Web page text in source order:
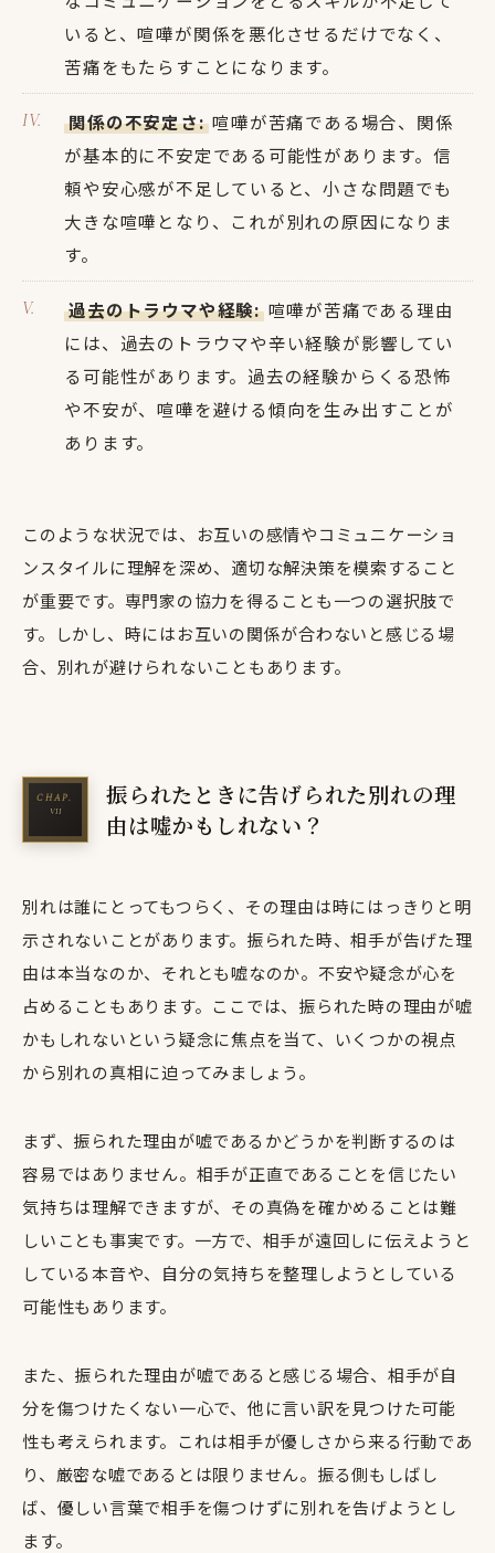
いると、喧嘩が関係を悪化させるだけでなく、
苦痛をもたらすことになります。
関係の不安定さ:喧嘩が苦痛である場合、関係
が基本的に不安定である可能性があります。信
頼や安心感が不足していると、小さな問題でも
大きな喧嘩となり、これが別れの原因になりま
す。
過去のトラウマや経験:喧嘩が苦痛である理由
には、過去のトラウマや辛い経験が影響してい
る可能性があります。過去の経験からくる恐怖
や不安が、喧嘩を避ける傾向を生み出すことが
あります。
このような状況では、お互いの感情やコミュニケーショ
ンスタイルに理解を深め、適切な解決策を模索すること
が重要です。専門家の協力を得ることも一つの選択肢で
す。しかし、時にはお互いの関係が合わないと感じる場
合、別れが避けられないこともあります。
振られたときに告げられた別れの理
由は嘘かもしれない？
別れは誰にとってもつらく、その理由は時にはっきりと明
示されないことがあります。振られた時、相手が告げた理
由は本当なのか、それとも嘘なのか。不安や疑念が心を
占めることもあります。ここでは、振られた時の理由が嘘
かもしれないという疑念に焦点を当て、いくつかの視点
から別れの真相に迫ってみましょう。
まず、振られた理由が嘘であるかどうかを判断するのは
容易ではありません。相手が正直であることを信じたい
気持ちは理解できますが、その真偽を確かめることは難
しいことも事実です。一方で、相手が遠回しに伝えようと
している本音や、自分の気持ちを整理しようとしている
可能性もあります。
また、振られた理由が嘘であると感じる場合、相手が自
分を傷つけたくない一心で、他に言い訳を見つけた可能
性も考えられます。これは相手が優しさから来る行動であ
り、厳密な嘘であるとは限りません。振る側もしばし
ば、優しい言葉で相手を傷つけずに別れを告げようとし
ます。